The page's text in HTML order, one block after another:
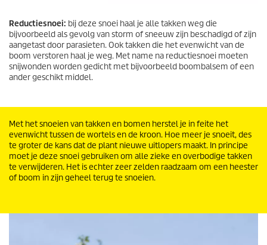
Reductiesnoei: bij deze snoei haal je alle takken weg die
bijvoorbeeld als gevolg van storm of sneeuw zijn beschadigd of zijn
aangetast door parasieten. Ook takken die het evenwicht van de
boom verstoren haal je weg. Met name na reductiesnoei moeten
snijwonden worden gedicht met bijvoorbeeld boombalsem of een
ander geschikt middel.
Met het snoeien van takken en bomen herstel je in feite het
evenwicht tussen de wortels en de kroon. Hoe meer je snoeit, des
te groter de kans dat de plant nieuwe uitlopers maakt. In principe
moet je deze snoei gebruiken om alle zieke en overbodige takken
te verwijderen. Het is echter zeer zelden raadzaam om een heester
of boom in zijn geheel terug te snoeien.